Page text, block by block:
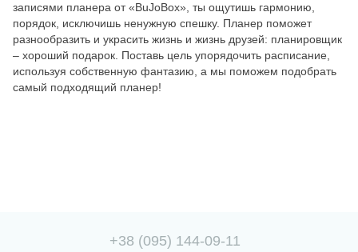
записями планера от «BuJoBox», ты ощутишь гармонию,
порядок, исключишь ненужную спешку. Планер поможет
разнообразить и украсить жизнь и жизнь друзей: планировщик
– хороший подарок. Поставь цель упорядочить расписание,
используя собственную фантазию, а мы поможем подобрать
самый подходящий планер!
+38 (095) 144-09-11